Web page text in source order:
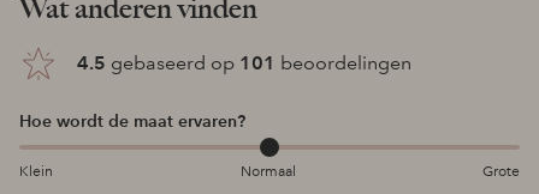
Wat anderen vinden
4.5 gebaseerd op 101 beoordelingen
Hoe wordt de maat ervaren?
Klein Normaal Grote